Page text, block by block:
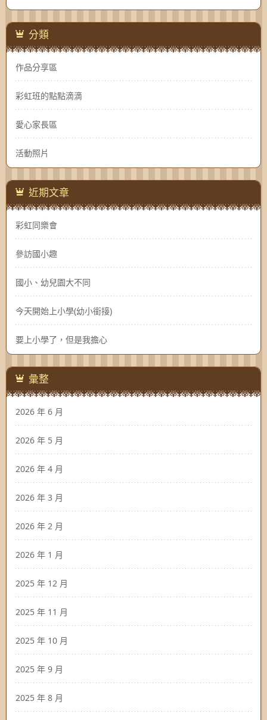
分類
作品分享區
彩虹班的點點滴滴
愛心家長區
活動照片
近期文章
彩虹同樂會
參訪國小趣
國小、幼兒園大不同
今天開始上小學(幼小銜接)
要上小學了，但是我擔心
彙整
2026 年 6 月
2026 年 5 月
2026 年 4 月
2026 年 3 月
2026 年 2 月
2026 年 1 月
2025 年 12 月
2025 年 11 月
2025 年 10 月
2025 年 9 月
2025 年 8 月